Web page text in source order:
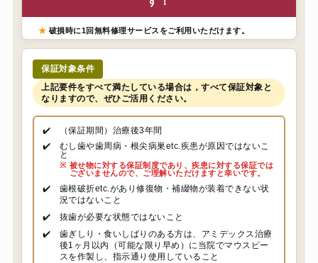
★ 破損時に1回無料修理サービスをご利用いただけます。
保証対象条件
上記要件をすべて満たしている場合は，すべて保証対象と
なりますので、ぜひご活用ください。
✔️
（保証期間）治療後3年間
✔️
むし歯や歯周病・根尖病巣etc.疾患が原因ではないこ
と
※ 被せ物に対する保証制度であり、疾患に対する保証では
ございませんので、ご理解いただけますと幸いです。
✔️
歯根破折etc.があり修復物・補綴物が装着できない状
況ではないこと
✔️
抜歯が必要な状態ではないこと
✔️
歯ぎしり・食いしばりのある方は、アミデックス治療
後1ヶ月以内（可能な限り早め）に当院でマウスピー
スを作製し、指示通り使用していること